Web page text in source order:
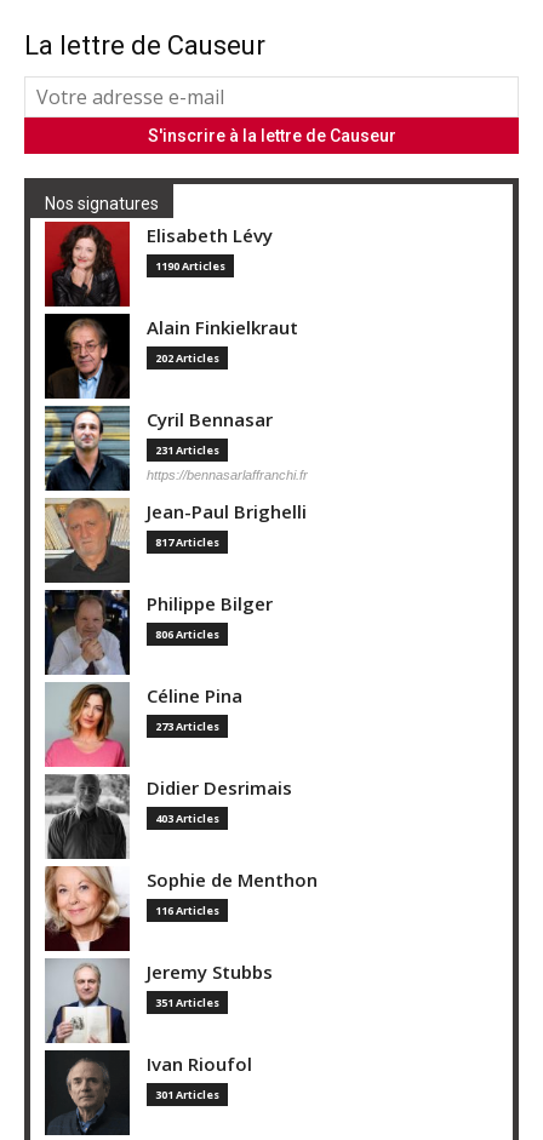
La lettre de Causeur
Nos signatures
Elisabeth Lévy
1190 Articles
Alain Finkielkraut
202 Articles
Cyril Bennasar
231 Articles
https://bennasarlaffranchi.fr
Jean-Paul Brighelli
817 Articles
Philippe Bilger
806 Articles
Céline Pina
273 Articles
Didier Desrimais
403 Articles
Sophie de Menthon
116 Articles
Jeremy Stubbs
351 Articles
Ivan Rioufol
301 Articles